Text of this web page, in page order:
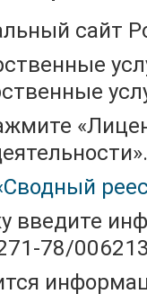
сайт
введите
78/